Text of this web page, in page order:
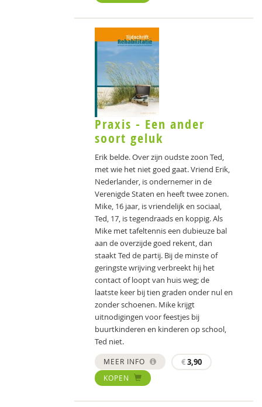
Praxis - Een ander
soort geluk
Erik belde. Over zijn oudste zoon Ted,
met wie het niet goed gaat. Vriend Erik,
Nederlander, is ondernemer in de
Verenigde Staten en heeft twee zonen.
Mike, 16 jaar, is vriendelijk en sociaal,
Ted, 17, is tegendraads en koppig. Als
Mike met tafeltennis een dubieuze bal
aan de overzijde goed rekent, dan
staakt Ted de partij. Bij de minste of
geringste wrijving verbreekt hij het
contact of loopt van huis weg; de
laatste keer bij tien graden onder nul en
zonder schoenen. Mike krijgt
uitnodigingen voor feestjes bij
buurtkinderen en kinderen op school,
Ted niet.
MEER INFO €3,90
KOPEN